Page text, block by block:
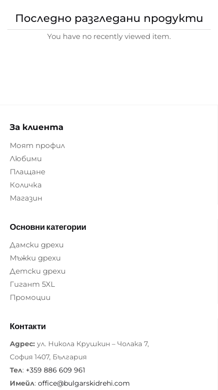
Последно разгледани продукти
You have no recently viewed item.
За клиента
Моят профил
Любими
Плащане
Количка
Магазин
Основни категории
Дамски дрехи
Мъжки дрехи
Детски дрехи
Гигант 5XL
Промоции
Контакти
Адрес: ул. Никола Крушкин – Чолака 7,
София 1407, България
Тел: +359 886 609 961
Имейл: office@bulgarskidrehi.com